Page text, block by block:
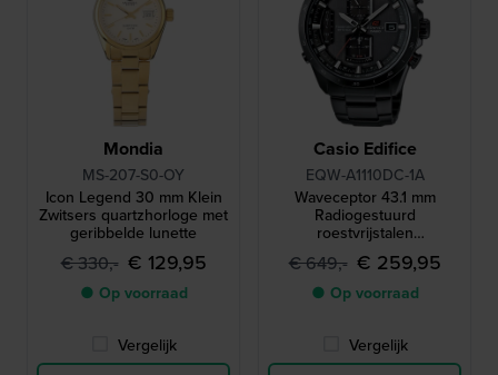
Mondia
MS-207-S0-OY
Icon Legend 30 mm Klein
Zwitsers quartzhorloge met
geribbelde lunette
€ 330,- € 129,95
● Op voorraad
Vergelijk
Casio Edifice
EQW-A1110DC-1A
Waveceptor 43.1 mm
Radiogestuurd
roestvrijstalen
quartzhorloge op zonne-
energie met 24-
uursindicator
€ 649,- € 259,95
● Op voorraad
Vergelijk